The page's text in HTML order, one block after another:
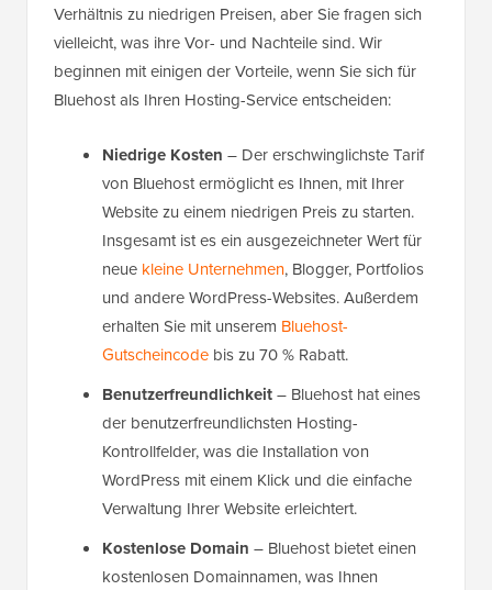
Verhältnis zu niedrigen Preisen, aber Sie fragen sich
vielleicht, was ihre Vor- und Nachteile sind. Wir
beginnen mit einigen der Vorteile, wenn Sie sich für
Bluehost als Ihren Hosting-Service entscheiden:
Niedrige Kosten – Der erschwinglichste Tarif
von Bluehost ermöglicht es Ihnen, mit Ihrer
Website zu einem niedrigen Preis zu starten.
Insgesamt ist es ein ausgezeichneter Wert für
neue kleine Unternehmen, Blogger, Portfolios
und andere WordPress-Websites. Außerdem
erhalten Sie mit unserem Bluehost-
Gutscheincode bis zu 70 % Rabatt.
Benutzerfreundlichkeit– Bluehost hat eines
der benutzerfreundlichsten Hosting-
Kontrollfelder, was die Installation von
WordPress mit einem Klick und die einfache
Verwaltung Ihrer Website erleichtert.
Kostenlose Domain – Bluehost bietet einen
kostenlosen Domainnamen, was Ihnen